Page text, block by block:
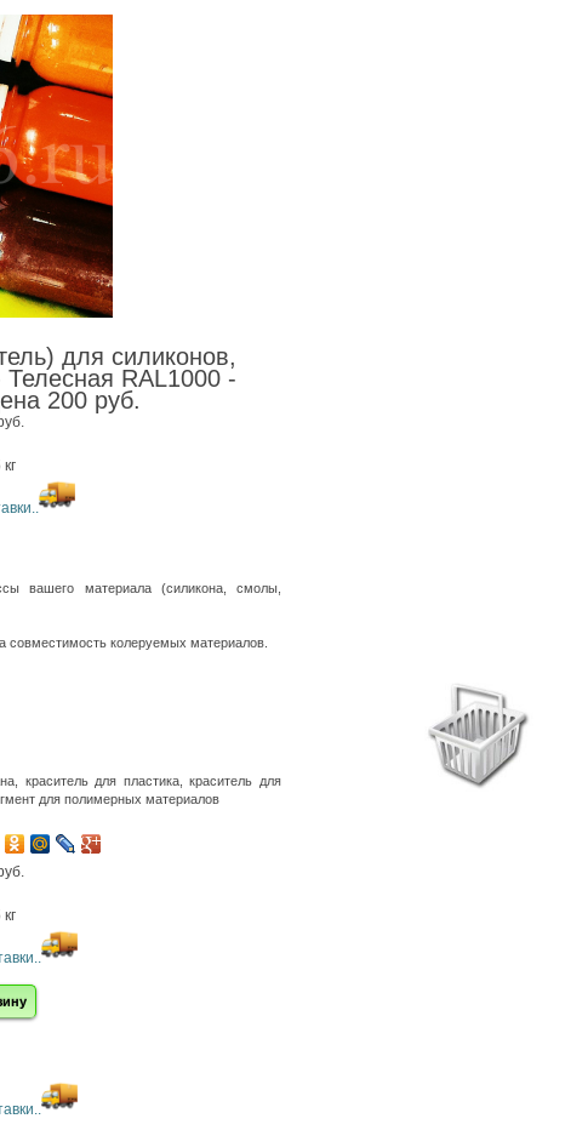
для силиконов,
Телесная RAL1000 -
Фасовка 0.05 кг - Цена 200 руб.
вашего материала (силикона, смолы,
совместимость колеруемых материалов.
краситель для пластика, краситель для
для полимерных материалов